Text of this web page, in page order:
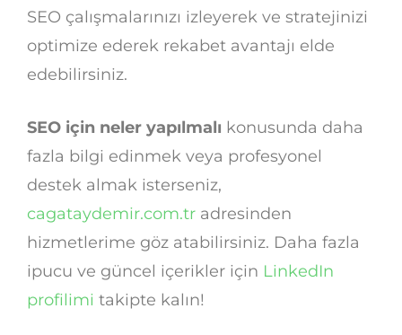
SEO çalışmalarınızı izleyerek ve stratejinizi
optimize ederek rekabet avantajı elde
edebilirsiniz.
SEO için neler yapılmalı konusunda daha
fazla bilgi edinmek veya profesyonel
destek almak isterseniz,
cagataydemir.com.tr adresinden
hizmetlerime göz atabilirsiniz. Daha fazla
ipucu ve güncel içerikler için LinkedIn
profilimi takipte kalın!